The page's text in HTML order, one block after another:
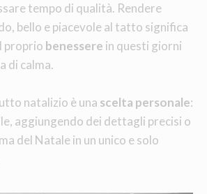
tempo di qualità. Rendere
bello e piacevole al tatto significa
proprio benessere in questi giorni
di calma.
natalizio è una scelta personale:
aggiungendo dei dettagli precisi o
del Natale in un unico e solo